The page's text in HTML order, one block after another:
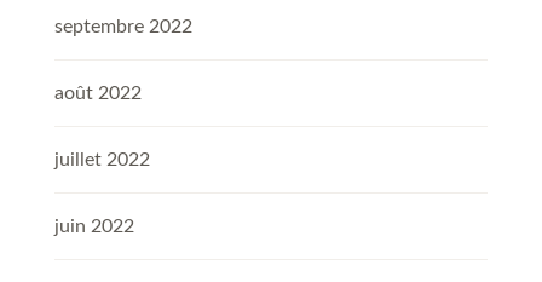
septembre 2022
août 2022
juillet 2022
juin 2022